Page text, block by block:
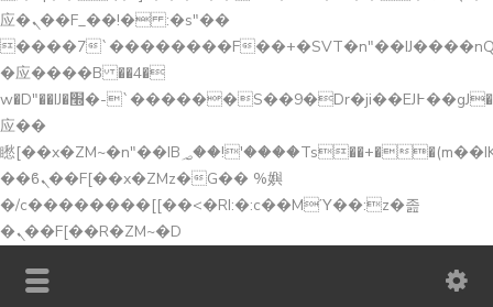
应�ܢ��F_��!� :�s"��
����7`��������F
�应����B ��4�
w�D"��IJ�׭�-`������S��9�Dr�ji��EJ߅��gJ�
应��
矁[��x�ZM~�n"��IB؃��!'����Тѕ��+��(m��IK�ʭ�/|
��ϐܢ��F[��x�ZMz�G�� %嬩
�/c��������[[��<�RI:�:c��MΎ��:z�졾
�ܢ��F[��R�ZM~�D